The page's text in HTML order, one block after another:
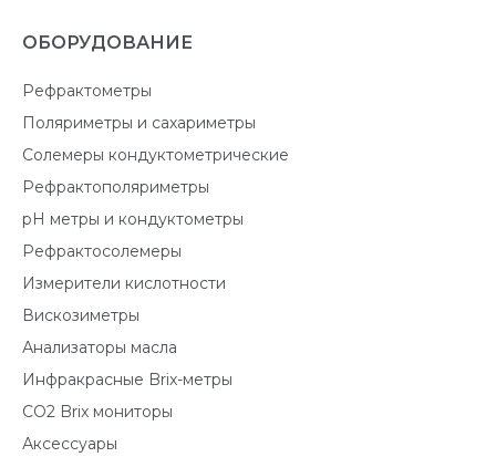
ОБОРУДОВАНИЕ
Рефрактометры
Поляриметры и сахариметры
Солемеры кондуктометрические
Рефрактополяриметры
pH метры и кондуктометры
Рефрактосолемеры
Измерители кислотности
Вискозиметры
Анализаторы масла
Инфракрасные Brix-метры
CO2 Brix мониторы
Аксессуары